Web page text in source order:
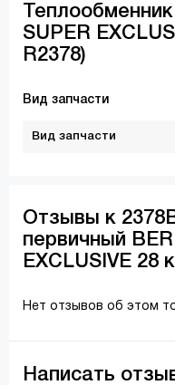
SUPER
R2378)
Вид запчасти
Вид запчасти
Отзывы к
первичный
EXCLUSIVE 28
Нет отзывов об этом
Написать